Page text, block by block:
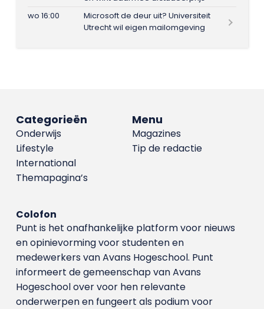
wo 16:00
Microsoft de deur uit? Universiteit
Utrecht wil eigen mailomgeving
Menu
Magazines
Tip de redactie
Categorieën
Onderwijs
Lifestyle
International
Themapagina’s
Colofon
Punt is het onafhankelijke platform voor nieuws
en opinievorming voor studenten en
medewerkers van Avans Hoge­school. Punt
informeert de gemeenschap van Avans
Hogeschool over voor hen relevante
onderwerpen en fungeert als podium voor